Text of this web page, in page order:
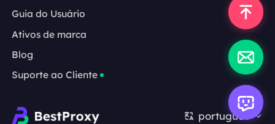
Guia do Usuário
Ativos de marca
Blog
Suporte ao Cliente
português